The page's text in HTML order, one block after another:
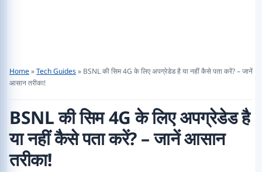
Home»Tech Guides» BSNL की सिम 4G के लिए अपग्रेडेड है या नहीं कैसे पता करें? – जानें
आसान तरीका!
BSNL की सिम 4G के लिए अपग्रेडेड है
या नहीं कैसे पता करें? – जानें आसान
तरीका!